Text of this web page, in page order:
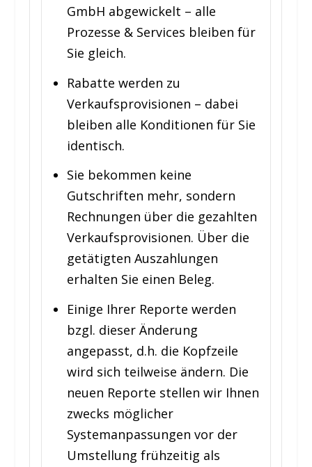
GmbH abgewickelt – alle
Prozesse & Services bleiben für
Sie gleich.
Rabatte werden zu
Verkaufsprovisionen – dabei
bleiben alle Konditionen für Sie
identisch.
Sie bekommen keine
Gutschriften mehr, sondern
Rechnungen über die gezahlten
Verkaufsprovisionen. Über die
getätigten Auszahlungen
erhalten Sie einen Beleg.
Einige Ihrer Reporte werden
bzgl. dieser Änderung
angepasst, d.h. die Kopfzeile
wird sich teilweise ändern. Die
neuen Reporte stellen wir Ihnen
zwecks möglicher
Systemanpassungen vor der
Umstellung frühzeitig als